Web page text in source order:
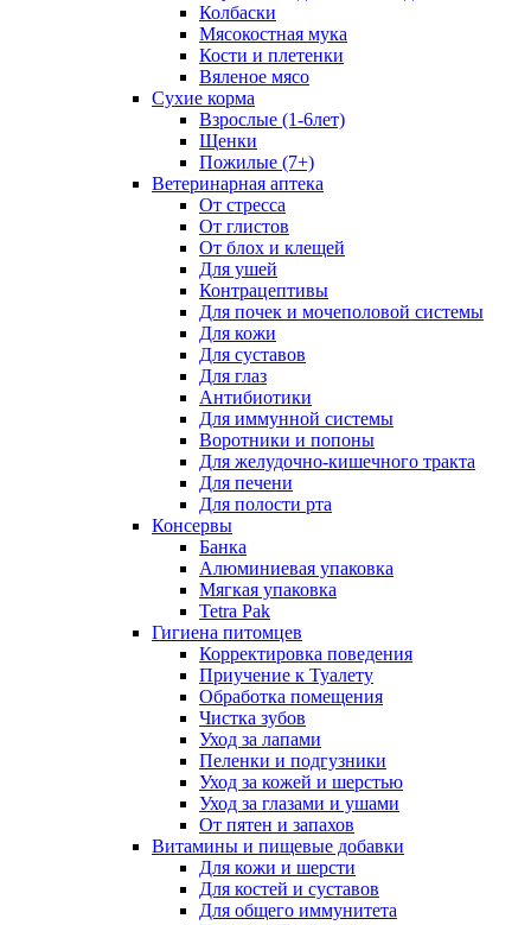
Колбаски
Мясокостная мука
Кости и плетенки
Вяленое мясо
Сухие корма
Взрослые (1-6лет)
Щенки
Пожилые (7+)
Ветеринарная аптека
От стресса
От глистов
От блох и клещей
Для ушей
Контрацептивы
Для почек и мочеполовой системы
Для кожи
Для суставов
Для глаз
Антибиотики
Для иммунной системы
Воротники и попоны
Для желудочно-кишечного тракта
Для печени
Для полости рта
Консервы
Банка
Алюминиевая упаковка
Мягкая упаковка
Tetra Pak
Гигиена питомцев
Корректировка поведения
Приучение к Туалету
Обработка помещения
Чистка зубов
Уход за лапами
Пеленки и подгузники
Уход за кожей и шерстью
Уход за глазами и ушами
От пятен и запахов
Витамины и пищевые добавки
Для кожи и шерсти
Для костей и суставов
Для общего иммунитета